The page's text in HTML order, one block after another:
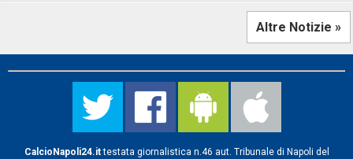
Altre Notizie »
CalcioNapoli24.ittestata giornalistica n.46 aut. Tribunale di Napoli del